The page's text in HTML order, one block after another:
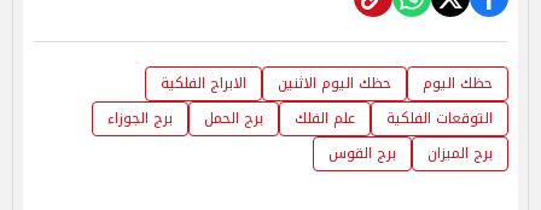
حظك اليوم حظك اليوم الاثنين
الابراج الفلكية
التوقعات الفلكية
علم الفلك برج الحمل
برج الجوزاء
برج الميزان
برج القوس